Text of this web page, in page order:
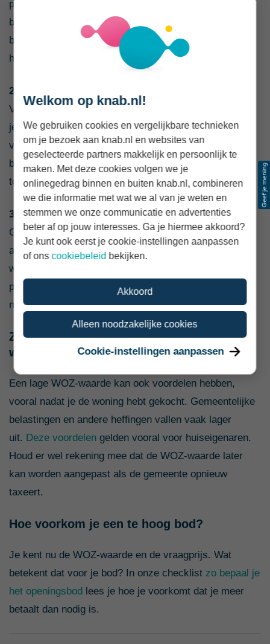
professionele taxatie geeft een veel betrouwbaarder
beeld van de actuele woningwaarde. Daarmee kun je
beter beoordelen of de vraagprijs realistisch is en
hoeveel je verantwoord kunt bieden.
2. Kijk op
Vind je een taxatie in dit stadium te ver gaan? Dan kun
je verkoopprijzen van vergelijkbare woningen opvragen
via
kadaster.nl. Zo krijg je inzicht in wat er recent in de
buurt is betaald en of de vraagprijs in verhouding staat
tot de markt.
3. Schakel een aankoopmakelaar in
Ga je liever niet zelf op onderzoek uit, dan kan een
aankoopmakelaar helpen. Die kent de lokale
woningmarkt goed en kan je adviseren over een
passend bod. Lees meer over het wel of
niet inschakelen van een aankoopmakelaar.
Zitten er ook voordelen aan een lage WOZ-
waarde?
Een lage WOZ-waarde kan ook voordelen hebben,
vooral nadat je de woning hebt gekocht. Gemeentelijke
belastingen en andere heffingen vallen vaak lager
uit. Deze voordelen gelden vooral voor huiseigenaren.
Houd er wel rekening mee dat de WOZ-waarde later
kan worden aangepast als de gemeente opnieuw
taxeert.
Hoe voorkom je een te hoog bod?
Je kent nu de WOZ-waarde en de vraagprijs. Wat
betekent dat voor je bod? In onze checklist zo bepaal je
het openingsbod lees je hoe je voorkomt dat je meer
betaalt dan nodig is.
Welkom op knab.nl!
We gebruiken cookies en vergelijkbare technieken
om je bezoek aan knab.nl en websites van
geselecteerde partners makkelijk en persoonlijk te
maken. Met deze cookies volgen we je
onlinegedrag binnen en buiten knab.nl, combineren
we die informatie met wat we al van je weten en
stemmen we onze communicatie en advertenties
beter af op jouw interesses. Ga je hiermee akkoord?
Je kunt ook eerst je cookie-instellingen aanpassen
of onscookiebeleid bekijken.
Akkoord
Alleen noodzakelijke cookies
Cookie-instellingen aanpassen